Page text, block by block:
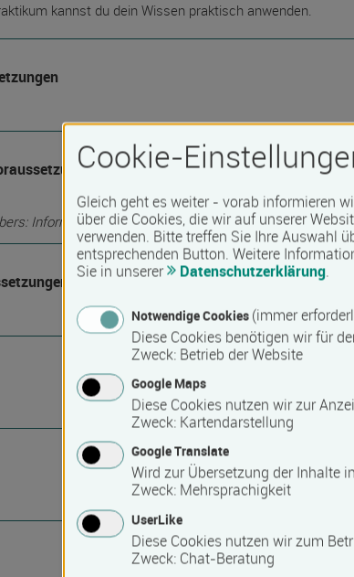
kannst du dein Wissen praktisch anwenden.
Informationen über die Barrierefreiheit erfragen Sie
Cookie-
Gleich geht es weiter - vorab informieren
über die Cookies, die wir auf unserer
verwenden. Bitte treffen Sie Ihre Auswahl
entsprechenden Button. Weitere
Sie in unserer
Datenschutzerklärung.
Notwendige Cookies (immer
Diese Cookies benötigen wir für
Zweck: Betrieb der Website
Google Maps
Diese Cookies nutzen wir zur
Zweck: Kartendarstellung
Google Translate
Wird zur Übersetzung der Inhalte
Zweck: Mehrsprachigkeit
UserLike
Diese Cookies nutzen wir zum
Zweck: Chat-Beratung